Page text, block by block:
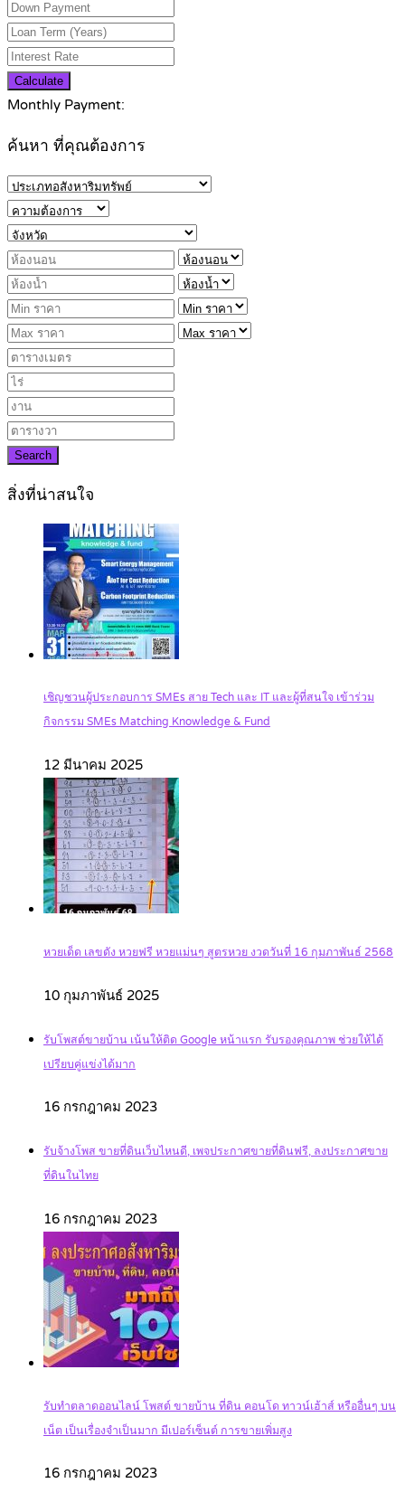
Calculate
Monthly Payment:
ค้นหา ที่คุณต้องการ
Search
สิ่งที่น่าสนใจ
เชิญชวนผู้ประกอบการ SMEs สาย Tech และ IT และผู้ที่สนใจ เข้าร่วม
กิจกรรม SMEs Matching Knowledge & Fund
12 มีนาคม 2025
หวยเด็ด เลขดัง หวยฟรี หวยแม่นๆ สูตรหวย งวดวันที่ 16 กุมภาพันธ์ 2568
10 กุมภาพันธ์ 2025
รับโพสต์ขายบ้าน เน้นให้ติด Google หน้าแรก รับรองคุณภาพ ช่วยให้ได้
เปรียบคู่แข่งได้มาก
16 กรกฎาคม 2023
รับจ้างโพส ขายที่ดินเว็บไหนดี, เพจประกาศขายที่ดินฟรี, ลงประกาศขาย
ที่ดินในไทย
16 กรกฎาคม 2023
รับทำตลาดออนไลน์ โพสต์ ขายบ้าน ที่ดิน คอนโด ทาวน์เฮ้าส์ หรืออื่นๆ บน
เน็ต เป็นเรื่องจำเป็นมาก มีเปอร์เซ็นต์ การขายเพิ่มสูง
16 กรกฎาคม 2023